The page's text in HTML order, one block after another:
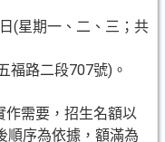
(星期一、二、三；共
福路二段707號)。
作需要，招生名額以
順序為依據，額滿為